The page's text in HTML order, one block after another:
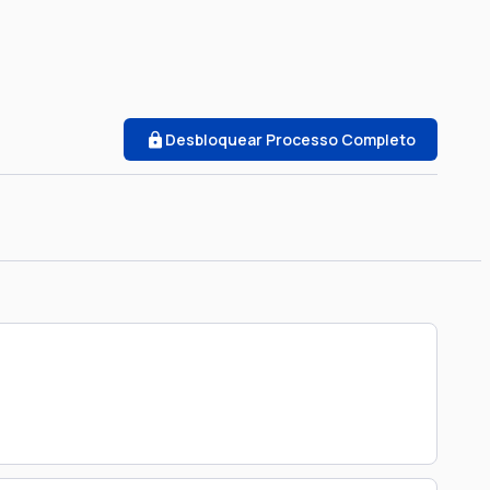
Desbloquear Processo Completo